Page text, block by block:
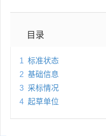
目录
1 标准状态
2 基础信息
3 采标情况
4 起草单位